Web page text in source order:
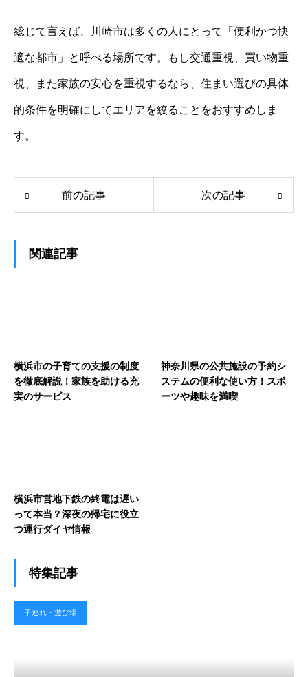
総じて言えば、川崎市は多くの人にとって「便利かつ快
適な都市」と呼べる場所です。もし交通重視、買い物重
視、また家族の安心を重視するなら、住まい選びの具体
的条件を明確にしてエリアを絞ることをおすすめしま
す。
前の記事 次の記事
関連記事
横浜市の子育ての支援の制度
を徹底解説！家族を助ける充
実のサービス
神奈川県の公共施設の予約シ
ステムの便利な使い方！スポ
ーツや趣味を満喫
横浜市営地下鉄の終電は遅い
って本当？深夜の帰宅に役立
つ運行ダイヤ情報
特集記事
子連れ・遊び場